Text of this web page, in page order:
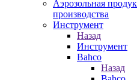
Аэрозольная
производства
Инструмент
Назад
Инструмент
Bahco
Назад